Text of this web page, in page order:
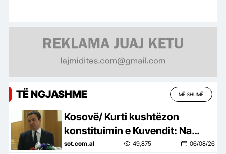
TË NGJASHME MË SHUMË
Kosovë/ Kurti kushtëzon
konstituimin e Kuvendit: Na
duhet marrëveshje për
sot.com.al 49,875 06/08/26